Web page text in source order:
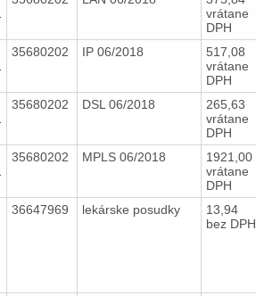
vrátane
DPH
35680202 IP 06/2018
517,08
vrátane
DPH
35680202 DSL 06/2018
265,63
vrátane
DPH
35680202 MPLS 06/2018
1921,00
vrátane
DPH
36647969 lekárske posudky
13,94
bez DPH